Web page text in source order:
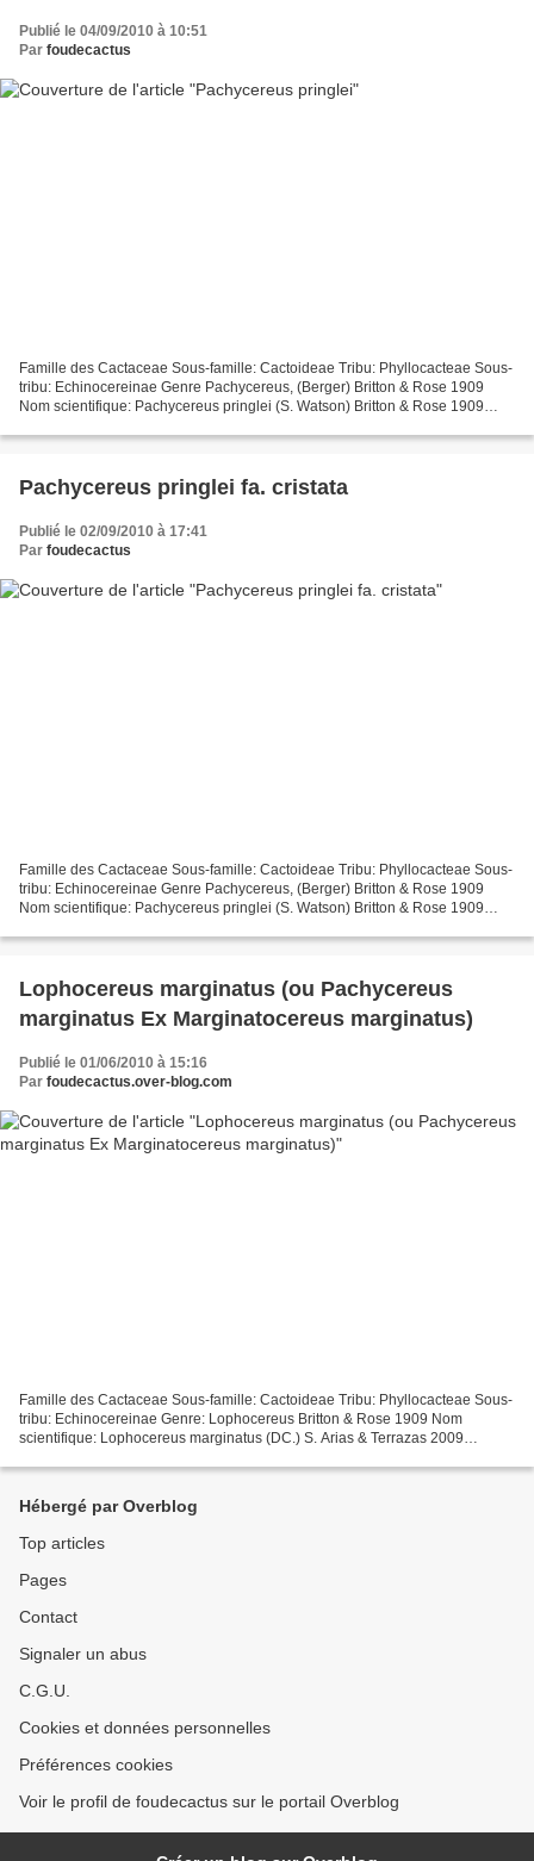
Publié le 04/09/2010 à 10:51
Par foudecactus
Famille des Cactaceae Sous-famille: Cactoideae Tribu: Phyllocacteae Sous-
tribu: Echinocereinae Genre Pachycereus, (Berger) Britton & Rose 1909
Nom scientifique: Pachycereus pringlei (S. Watson) Britton & Rose 1909
Pachycereus pringlei fa. cristata
Publié le 02/09/2010 à 17:41
Par foudecactus
Famille des Cactaceae Sous-famille: Cactoideae Tribu: Phyllocacteae Sous-
tribu: Echinocereinae Genre Pachycereus, (Berger) Britton & Rose 1909
Nom scientifique: Pachycereus pringlei (S. Watson) Britton & Rose 1909
Lophocereus marginatus (ou Pachycereus
marginatus Ex Marginatocereus marginatus)
Publié le 01/06/2010 à 15:16
Par foudecactus.over-blog.com
Famille des Cactaceae Sous-famille: Cactoideae Tribu: Phyllocacteae Sous-
tribu: Echinocereinae Genre: Lophocereus Britton & Rose 1909 Nom
scientifique: Lophocereus marginatus (DC.) S. Arias & Terrazas 2009
Hébergé par Overblog
Top articles
Pages
Contact
Signaler un abus
C.G.U.
Cookies et données personnelles
Préférences cookies
Voir le profil de foudecactus sur le portail Overblog